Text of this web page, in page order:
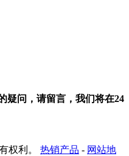
疑问，请留言，我们将在24
权利。 热销产品 - 网站地